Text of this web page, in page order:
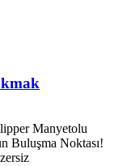
Manyetolu
Buluşma Noktası!